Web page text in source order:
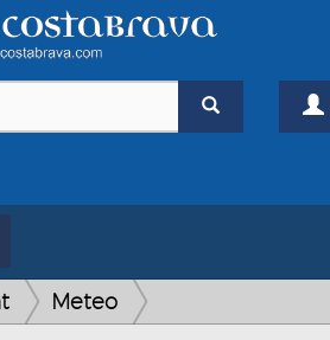
Meteo